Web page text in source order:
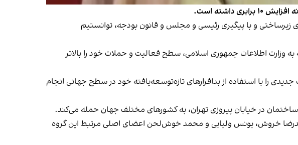
داشته است.
۳۱ تیر در گزارشی درباره عملکرد سه ساله دولت سیزدهم گفت: «با یک بودجه ۱۰ برابری زیرساختی و با پیگیری رئیسی و مجلس و قانون بودجه، توانستیم
وزارت اطلاعات جمهوری اسلامی، سطح فعالیت و حملات خود را بالاتر
را با استفاده از بدافزارهای تازه‌توسعه‌یافته خود در سطح جهانی انجام
در خیابان پیروزی تهران، به کشورهای مختلف جهان حمله می‌کند.
خروش، یونس ولیایی و محمد خوش‌لحن اعضای اصلی مرتبط این گروه